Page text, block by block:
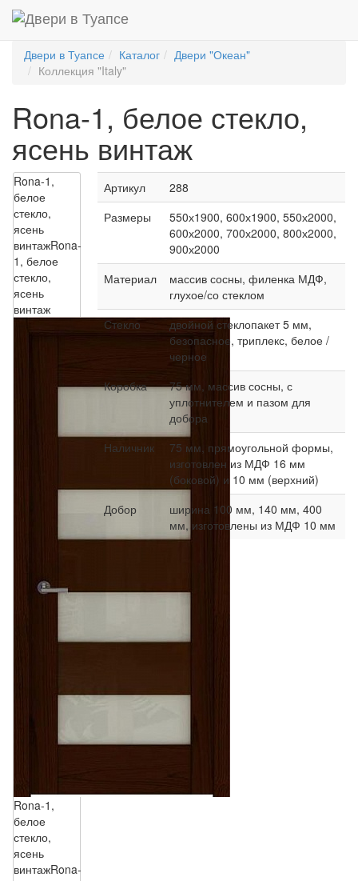
Двери в Туапсе Каталог
Двери "Океан"
Коллекция "Italy"
Rona-1, белое стекло,
ясень винтаж
Rona-1,
белое
стекло,
ясень
винтажRona-
1, белое
стекло,
ясень
винтаж
Rona-1,
белое
стекло,
ясень
винтажRona-
Артикул
288
Размеры
550х1900, 600х1900, 550х2000,
600х2000, 700х2000, 800х2000,
900х2000
Материал
массив сосны, филенка МДФ,
глухое/со стеклом
Стекло
двойной стеклопакет 5 мм,
безопасное, триплекс, белое /
черное
Коробка
75 мм, массив сосны, с
уплотнителем и пазом для
добора
Наличник
75 мм, прямоугольной формы,
изготовлен из МДФ 16 мм
(боковой) и 10 мм (верхний)
Добор
ширина 100 мм, 140 мм, 400
мм, изготовлены из МДФ 10 мм